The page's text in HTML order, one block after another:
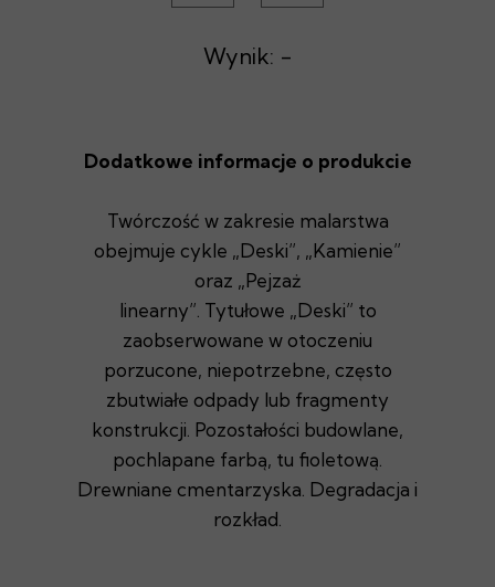
Wynik: -
Dodatkowe informacje o produkcie
Twórczość w zakresie malarstwa
obejmuje cykle „Deski”, „Kamienie”
oraz „Pejzaż
linearny”. Tytułowe „Deski” to
zaobserwowane w otoczeniu
porzucone, niepotrzebne, często
zbutwiałe odpady lub fragmenty
konstrukcji. Pozostałości budowlane,
pochlapane farbą, tu fioletową.
Drewniane cmentarzyska. Degradacja i
rozkład.